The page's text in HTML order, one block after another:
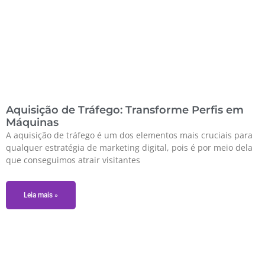
Aquisição de Tráfego: Transforme Perfis em
Máquinas
A aquisição de tráfego é um dos elementos mais cruciais para
qualquer estratégia de marketing digital, pois é por meio dela
que conseguimos atrair visitantes
Leia mais »